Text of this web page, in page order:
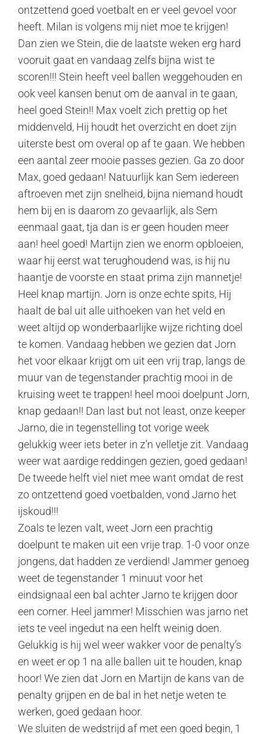
ontzettend goed voetbalt en er veel gevoel voor
heeft. Milan is volgens mij niet moe te krijgen!
Dan zien we Stein, die de laatste weken erg hard
vooruit gaat en vandaag zelfs bijna wist te
scoren!!! Stein heeft veel ballen weggehouden en
ook veel kansen benut om de aanval in te gaan,
heel goed Stein!! Max voelt zich prettig op het
middenveld, Hij houdt het overzicht en doet zijn
uiterste best om overal op af te gaan. We hebben
een aantal zeer mooie passes gezien. Ga zo door
Max, goed gedaan! Natuurlijk kan Sem iedereen
aftroeven met zijn snelheid, bijna niemand houdt
hem bij en is daarom zo gevaarlijk, als Sem
eenmaal gaat, tja dan is er geen houden meer
aan! heel goed! Martijn zien we enorm opbloeien,
waar hij eerst wat terughoudend was, is hij nu
haantje de voorste en staat prima zijn mannetje!
Heel knap martijn. Jorn is onze echte spits, Hij
haalt de bal uit alle uithoeken van het veld en
weet altijd op wonderbaarlijke wijze richting doel
te komen. Vandaag hebben we gezien dat Jorn
het voor elkaar krijgt om uit een vrij trap, langs de
muur van de tegenstander prachtig mooi in de
kruising weet te trappen! heel mooi doelpunt Jorn,
knap gedaan!! Dan last but not least, onze keeper
Jarno, die in tegenstelling tot vorige week
gelukkig weer iets beter in z’n velletje zit. Vandaag
weer wat aardige reddingen gezien, goed gedaan!
De tweede helft viel niet mee want omdat de rest
zo ontzettend goed voetbalden, vond Jarno het
ijskoud!!!
Zoals te lezen valt, weet Jorn een prachtig
doelpunt te maken uit een vrije trap. 1-0 voor onze
jongens, dat hadden ze verdiend! Jammer genoeg
weet de tegenstander 1 minuut voor het
eindsignaal een bal achter Jarno te krijgen door
een corner. Heel jammer! Misschien was jarno net
iets te veel ingedut na een helft weinig doen.
Gelukkig is hij wel weer wakker voor de penalty’s
en weet er op 1 na alle ballen uit te houden, knap
hoor! We zien dat Jorn en Martijn de kans van de
penalty grijpen en de bal in het netje weten te
werken, goed gedaan hoor.
We sluiten de wedstrijd af met een goed begin, 1